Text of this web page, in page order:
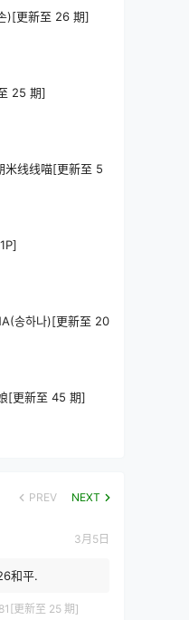
)[更新至 26 期]
25 期]
米线线喵[更新至 5
更新至 20
[更新至 45 期]
PREV NEXT
3月5日
和平.
更新至 25 期]